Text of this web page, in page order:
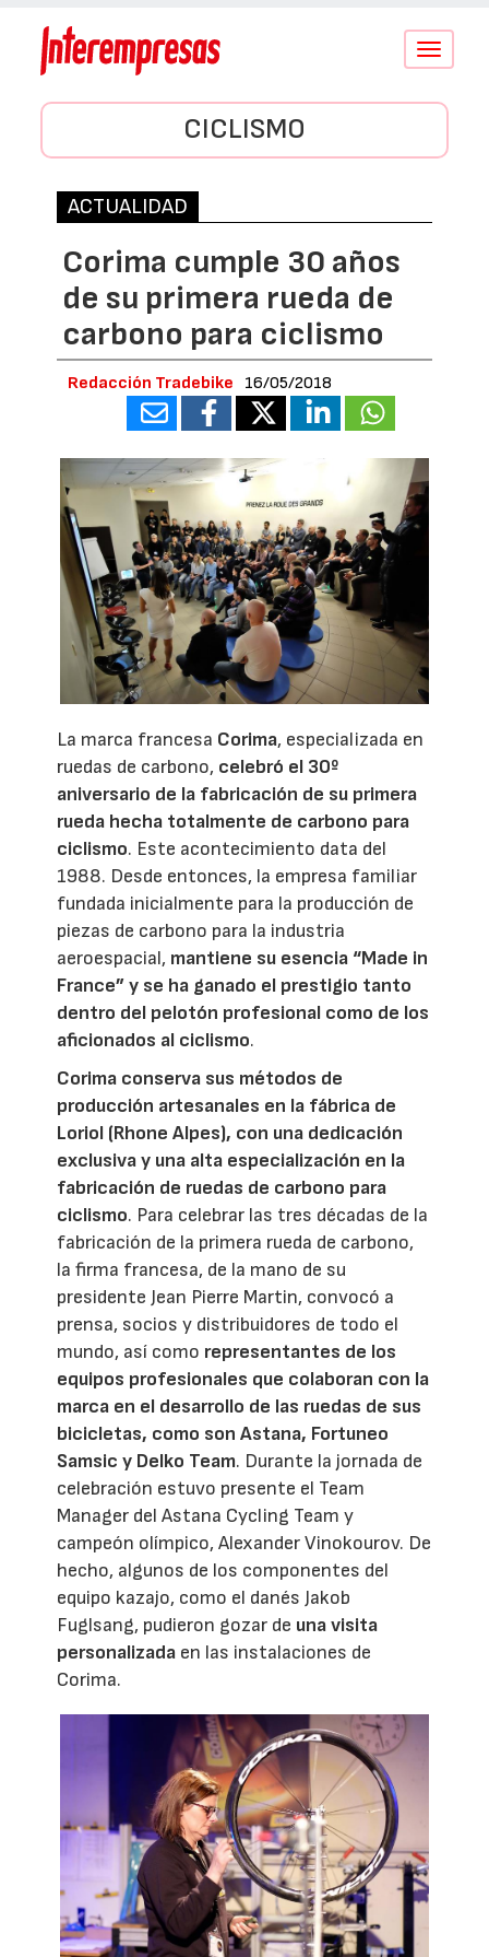
Conmutar
CICLISMO
ACTUALIDAD
Corima cumple 30 años
de su primera rueda de
carbono para ciclismo
Redacción Tradebike 16/05/2018
La marca francesa Corima, especializada en
ruedas de carbono, celebró el 30º
aniversario de la fabricación de su primera
rueda hecha totalmente de carbono para
ciclismo. Este acontecimiento data del
1988. Desde entonces, la empresa familiar
fundada inicialmente para la producción de
piezas de carbono para la industria
aeroespacial, mantiene su esencia “Made in
France” y se ha ganado el prestigio tanto
dentro del pelotón profesional como de los
aficionados al ciclismo.
Corima conserva sus métodos de
producción artesanales en la fábrica de
Loriol (Rhone Alpes), con una dedicación
exclusiva y una alta especialización en la
fabricación de ruedas de carbono para
ciclismo. Para celebrar las tres décadas de la
fabricación de la primera rueda de carbono,
la firma francesa, de la mano de su
presidente Jean Pierre Martin, convocó a
prensa, socios y distribuidores de todo el
mundo, así como representantes de los
equipos profesionales que colaboran con la
marca en el desarrollo de las ruedas de sus
bicicletas, como son Astana, Fortuneo
Samsic y Delko Team. Durante la jornada de
celebración estuvo presente el Team
Manager del Astana Cycling Team y
campeón olímpico, Alexander Vinokourov. De
hecho, algunos de los componentes del
equipo kazajo, como el danés Jakob
Fuglsang, pudieron gozar de una visita
personalizada en las instalaciones de
Corima.